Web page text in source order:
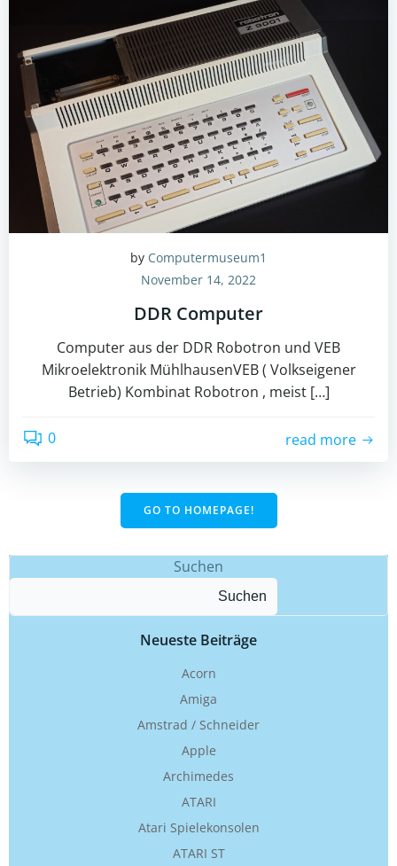
by Computermuseum1
November 14, 2022
DDR Computer
Computer aus der DDR Robotron und VEB
Mikroelektronik MühlhausenVEB ( Volkseigener
Betrieb) Kombinat Robotron , meist […]
0 read more
GO TO HOMEPAGE!
Suchen
Suchen
Neueste Beiträge
Acorn
Amiga
Amstrad / Schneider
Apple
Archimedes
ATARI
Atari Spielekonsolen
ATARI ST